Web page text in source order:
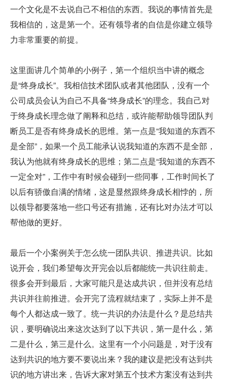
一个文化是不去说自己不相信的东西。我说的事情首先是
我相信的，这是第一个。还有领导者的自信是你建立领导
力非常重要的前提。
这里面讲几个简单的小例子，第一个组织当中讲的概念
是“终身成长”。我相信技术团队或者其他团队，没有一个
公司成员会认为自己不具备“终身成长”的理念。我自己对
于终身成长理念做了阐释和总结，或许能帮助领导团队判
断员工是否有终身成长的思维。第一点是“我知道的东西不
是全部”，如果一个员工能承认说我知道的东西不是全部，
我认为他就有终身成长的思维；第二点是“我知道的东西不
一定全对”，工作中有时候会碰到一些同事，工作时间长了
以后有骄傲自满的情绪，这是显然跟终身成长相悖的，所
以领导都要落地一些口号还有措施，还有比对办法才可以
帮他做的更好。
最后一个小案例关于怎么统一团队共识、推进共识。比如
说开会，我们希望每次开完会以后都能统一共识往前走。
很多会开到最后，大家可能只是达成共识，但并没有总结
共识并往前推进。会开完了流程就结束了，实际上并不是
每个人都达成一致了。统一共识的办法是什么？是总结共
识，要明确说出来这次达到了以下共识，第一是什么，第
二是什么，第三是什么。这里有一个小问题是，对于没有
达到共识的地方要不要说出来？我的建议是把没有达到共
识的地方讲出来，告诉大家对第五个技术方案没有达到共